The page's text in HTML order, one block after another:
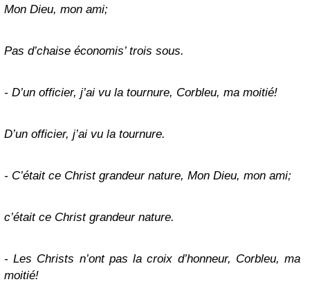
Mon Dieu, mon ami;
Pas d’chaise économis’ trois sous.
- D’un officier, j’ai vu la tournure, Corbleu, ma moitié!
D’un officier, j’ai vu la tournure.
- C’était ce Christ grandeur nature, Mon Dieu, mon ami;
c’était ce Christ grandeur nature.
- Les Christs n’ont pas la croix d’honneur, Corbleu, ma
moitié!